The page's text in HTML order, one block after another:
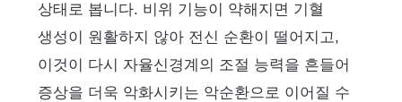
상태로 봅니다. 비위 기능이 약해지면 기혈
생성이 원활하지 않아 전신 순환이 떨어지고,
이것이 다시 자율신경계의 조절 능력을 흔들어
증상을 더욱 악화시키는 악순환으로 이어질 수